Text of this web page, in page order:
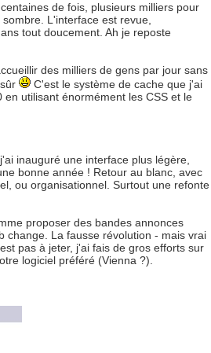
de fois, plusieurs milliers pour
L'interface est revue,
tout doucement. Ah je reposte
des milliers de gens par jour sans
C'est le système de cache que j'ai
utilisant énormément les CSS et le
inauguré une interface plus légère,
bonne année ! Retour au blanc, avec
ou organisationnel. Surtout une refonte
proposer des bandes annonces
change. La fausse révolution - mais vrai
pas à jeter, j'ai fais de gros efforts sur
logiciel préféré (Vienna ?).